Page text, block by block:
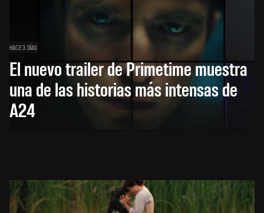
HACE 3 DÍAS
El nuevo trailer de Primetime muestra
una de las historias más intensas de
A24